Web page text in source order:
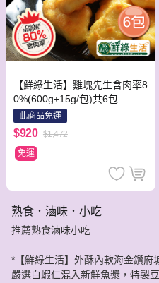
【鮮綠生活】雞塊先生含肉率8
0%(600g±15g/包)共6包
此商品免運
$920 $1,472
免運
熟食．滷味．小吃
推薦熟食滷味小吃
*【鮮綠生活】外酥內軟海金鑽府
嚴選白蝦仁混入新鮮魚漿，特製